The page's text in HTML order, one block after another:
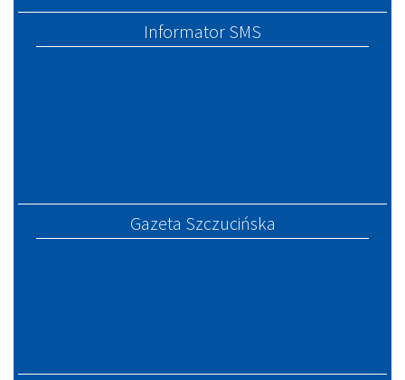
Informator SMS
Gazeta Szczucińska